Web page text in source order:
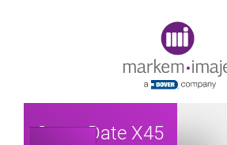
SmartDate X45